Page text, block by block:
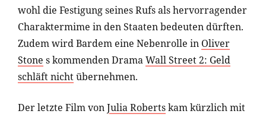
wohl die Festigung seines Rufs als hervorragender
Charaktermime in den Staaten bedeuten dürften.
Zudem wird Bardem eine Nebenrolle in Oliver
Stone s kommenden DramaWall Street 2: Geld
schläft nichtübernehmen.
Der letzte Film vonJulia Robertskam kürzlich mit